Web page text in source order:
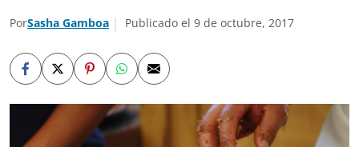
PorSasha Gamboa Publicado el 9 de octubre, 2017